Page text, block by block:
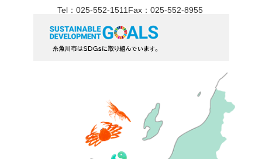
Tel：025-552-1511 Fax：025-552-8955